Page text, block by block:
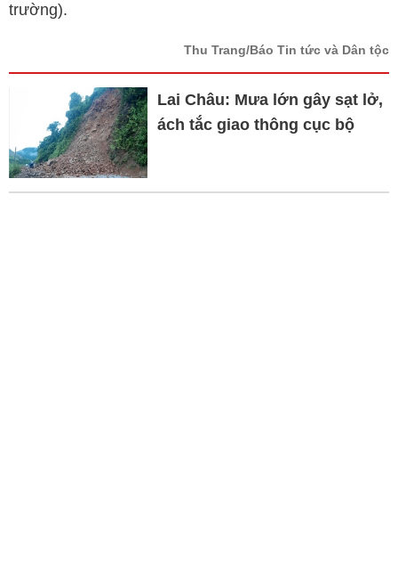
trường).
Thu Trang/Báo Tin tức và Dân tộc
Lai Châu: Mưa lớn gây sạt lở,
ách tắc giao thông cục bộ